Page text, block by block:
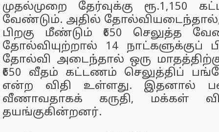
முதல்முறை தேர்வுக்கு ரூ.1,150
வேண்டும். அதில் தோல்வியடைந்தால்,
பிறகு மீண்டும் ₹650 செலுத்த
தோல்வியுற்றால் 14 நாட்களுக்குப்
தோல்வி அடைந்தால் ஒரு
₹650 வீதம் கட்டணம் செலுத்திப்
என்ற விதி உள்ளது. இதனால்
வீணாவதாகக் கருதி, மக்கள்
தயங்குகின்றனர்.